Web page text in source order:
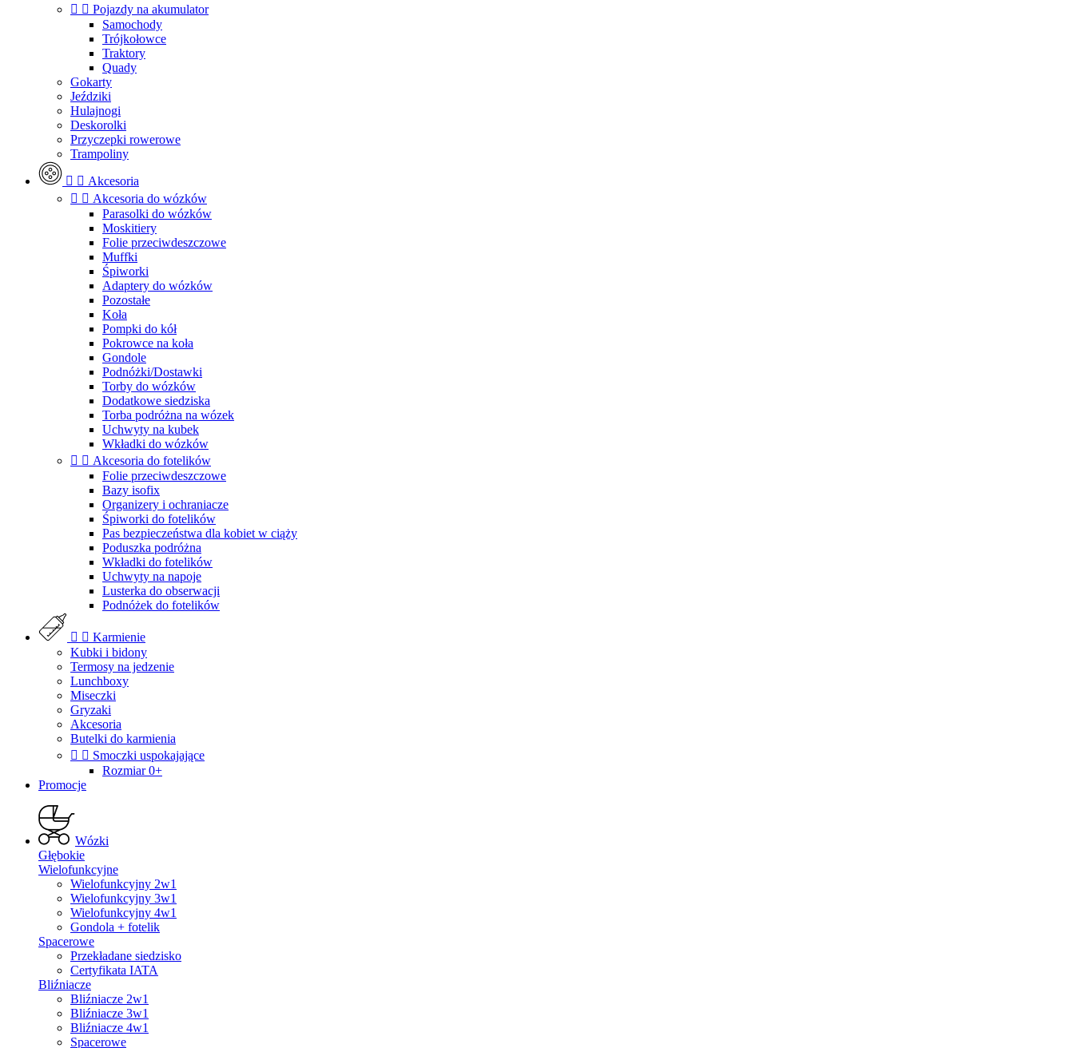
  Pojazdy na akumulator
Samochody
Trójkołowce
Traktory
Quady
Gokarty
Jeździki
Hulajnogi
Deskorolki
Przyczepki rowerowe
Trampoliny
  Akcesoria
  Akcesoria do wózków
Parasolki do wózków
Moskitiery
Folie przeciwdeszczowe
Muffki
Śpiworki
Adaptery do wózków
Pozostałe
Koła
Pompki do kół
Pokrowce na koła
Gondole
Podnóżki/Dostawki
Torby do wózków
Dodatkowe siedziska
Torba podróżna na wózek
Uchwyty na kubek
Wkładki do wózków
  Akcesoria do fotelików
Folie przeciwdeszczowe
Bazy isofix
Organizery i ochraniacze
Śpiworki do fotelików
Pas bezpieczeństwa dla kobiet w ciąży
Poduszka podróżna
Wkładki do fotelików
Uchwyty na napoje
Lusterka do obserwacji
Podnóżek do fotelików
  Karmienie
Kubki i bidony
Termosy na jedzenie
Lunchboxy
Miseczki
Gryzaki
Akcesoria
Butelki do karmienia
  Smoczki uspokajające
Rozmiar 0+
Promocje
Wózki
Głębokie
Wielofunkcyjne
Wielofunkcyjny 2w1
Wielofunkcyjny 3w1
Wielofunkcyjny 4w1
Gondola + fotelik
Spacerowe
Przekładane siedzisko
Certyfikata IATA
Bliźniacze
Bliźniacze 2w1
Bliźniacze 3w1
Bliźniacze 4w1
Spacerowe